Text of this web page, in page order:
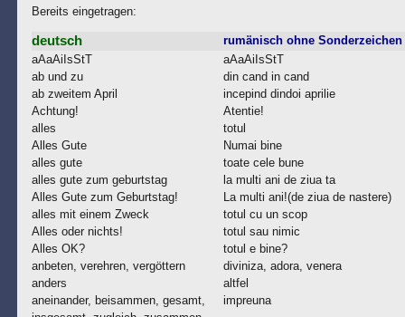
Bereits eingetragen:
deutsch
rumänisch ohne Sonderzeichen
aAaAiIsStT
aAaAiIsStT
ab und zu
din cand in cand
ab zweitem April
incepind dindoi aprilie
Achtung!
Atentie!
alles
totul
Alles Gute
Numai bine
alles gute
toate cele bune
alles gute zum geburtstag
la multi ani de ziua ta
Alles Gute zum Geburtstag!
La multi ani!(de ziua de nastere)
alles mit einem Zweck
totul cu un scop
Alles oder nichts!
totul sau nimic
Alles OK?
totul e bine?
anbeten, verehren, vergöttern
diviniza, adora, venera
anders
altfel
aneinander, beisammen, gesamt,
impreuna